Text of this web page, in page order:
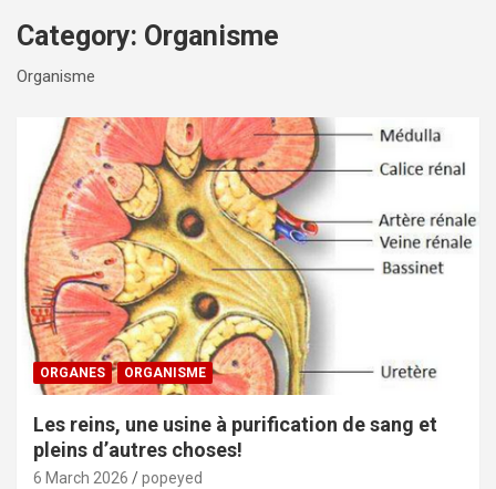
Category: Organisme
Organisme
ORGANES ORGANISME
Les reins, une usine à purification de sang et
pleins d’autres choses!
6 March 2026 popeyed